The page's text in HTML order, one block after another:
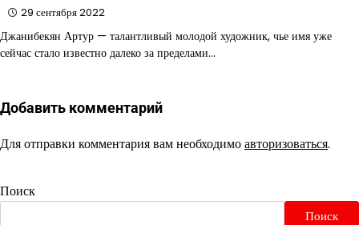
29 сентября 2022
Джанибекян Артур — талантливый молодой художник, чье имя уже
сейчас стало известно далеко за пределами…
Добавить комментарий
Для отправки комментария вам необходимоавторизоваться.
Поиск
Поиск